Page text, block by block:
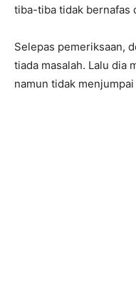
tiba-tiba tidak bernafas
Selepas pemeriksaan,
tiada masalah. Lalu dia
namun tidak